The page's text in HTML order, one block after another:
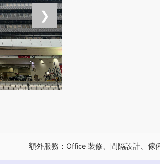
❯
額外服務：Office 裝修、間隔設計、傢